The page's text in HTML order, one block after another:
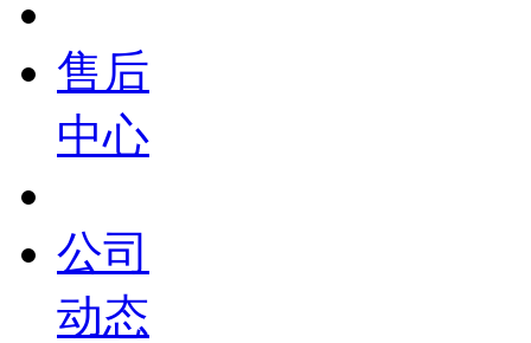
售后
中心
公司
动态